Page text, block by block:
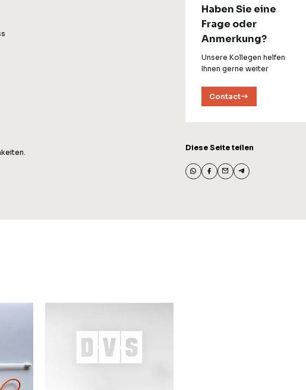
Haben Sie eine
Frage oder
Anmerkung?
Unsere Kollegen helfen
Ihnen gerne weiter
Contact
Diese Seite teilen